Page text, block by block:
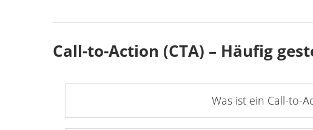
Call-to-Action (CTA) – Häufig
Was ist ein Call-to-